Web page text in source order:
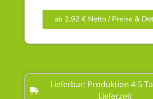
ab 2,92 € Netto / Preise &
Lieferbar: Produktion 4-5
Lieferzeit